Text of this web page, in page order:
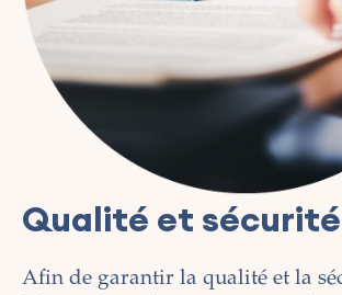
Qualité et sécurité
Afin de garantir la qualité et la